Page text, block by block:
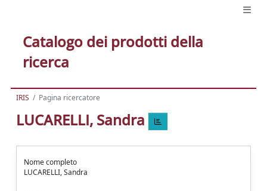
Catalogo dei prodotti della
ricerca
IRIS Pagina ricercatore
LUCARELLI, Sandra
Nome completo
LUCARELLI, Sandra